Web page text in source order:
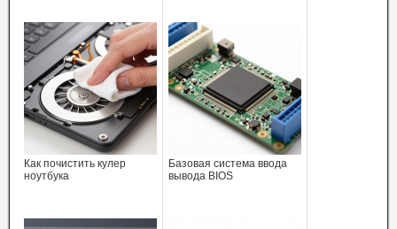
Как почистить кулер
ноутбука
Базовая система ввода
вывода BIOS